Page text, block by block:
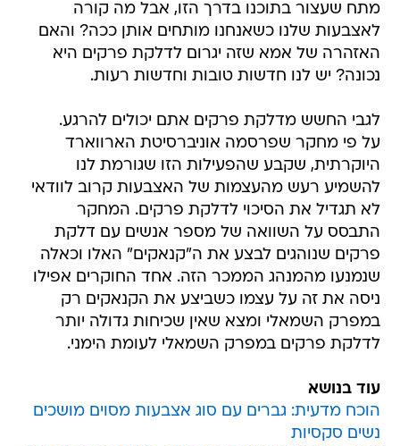
מתח שעצור בתוכנו בדרך הזו, אבל מה קורה
לאצבעות שלנו כשאנחנו מותחים אותן ככה? והאם
האזהרה של אמא שזה יגרום לדלקת פרקים היא
נכונה? יש לנו חדשות טובות וחדשות רעות.
לגבי החשש מדלקת פרקים אתם יכולים להרגע.
על פי מחקר שפרסמה אוניברסיטת הארווארד
היוקרתית, שקבע שהפעילות הזו שגורמת לנו
להשמיע רעש מהעצמות של האצבעות קרוב לוודאי
לא תגדיל את הסיכוי לדלקת פרקים. המחקר
התבסס על השוואה של מספר אנשים עם דלקת
פרקים שנוהגים לבצע את ה"קנאקים" האלו וכאלה
שנמנעו מהמנהג הממכר הזה. אחד החוקרים אפילו
ניסה את זה על עצמו כשביצע את הקנאקים רק
במפרק השמאלי ומצא שאין שכיחות גדולה יותר
לדלקת פרקים במפרק השמאלי לעומת הימני.
עוד בנושא
הוכח מדעית: גברים עם סוג אצבעות מסוים מושכים
נשים סקסיות